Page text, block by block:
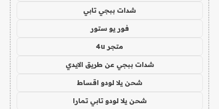
شدات ببجي تابي
فور يو ستور
متجر 4u
شدات ببجي عن طريق الايدي
شحن يلا لودو اقساط
شحن يلا لودو تابي تمارا